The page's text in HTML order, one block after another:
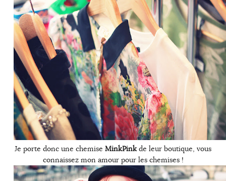
Je porte donc une chemise MinkPink de leur boutique, vous
connaissez mon amour pour les chemises !